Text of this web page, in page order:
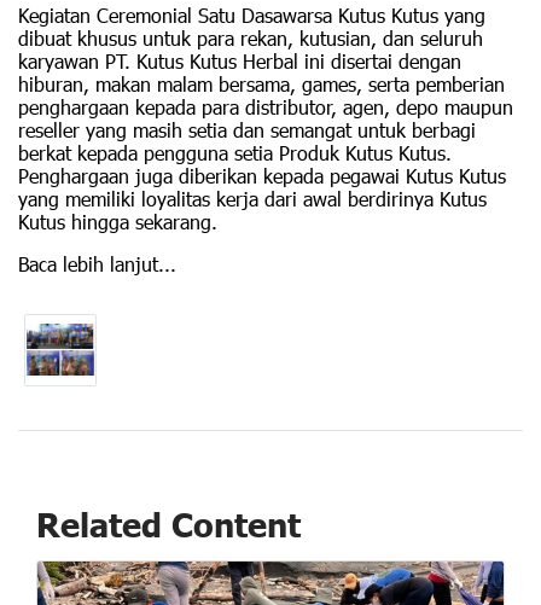
Kegiatan Ceremonial Satu Dasawarsa Kutus Kutus yang
dibuat khusus untuk para rekan, kutusian, dan seluruh
karyawan PT. Kutus Kutus Herbal ini disertai dengan
hiburan, makan malam bersama, games, serta pemberian
penghargaan kepada para distributor, agen, depo maupun
reseller yang masih setia dan semangat untuk berbagi
berkat kepada pengguna setia Produk Kutus Kutus.
Penghargaan juga diberikan kepada pegawai Kutus Kutus
yang memiliki loyalitas kerja dari awal berdirinya Kutus
Kutus hingga sekarang.
Baca lebih lanjut...
Related Content